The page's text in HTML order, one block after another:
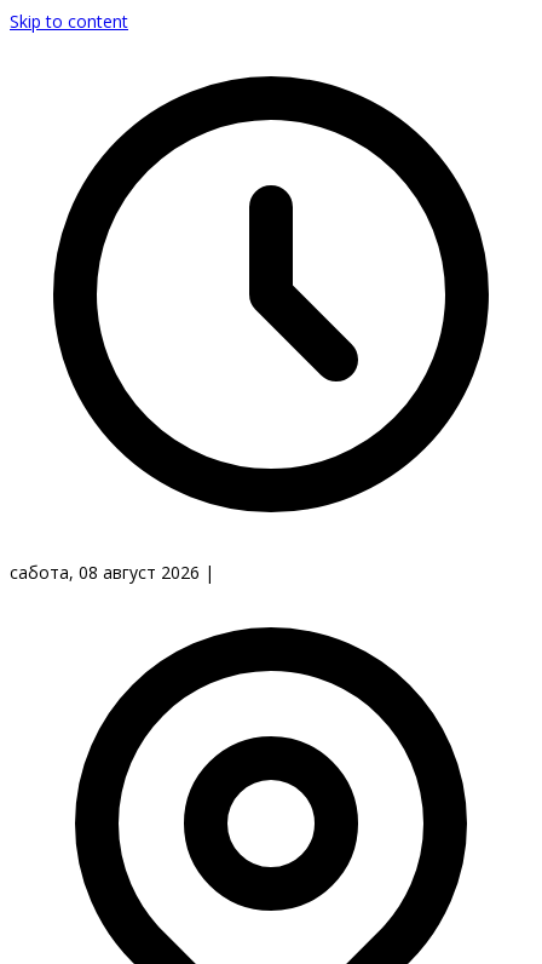
Skip to content
сабота, 08 август 2026 |